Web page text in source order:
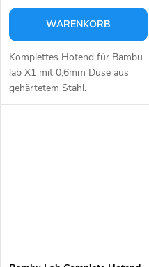
WARENKORB
Komplettes Hotend für Bambu
lab X1 mit 0,6mm Düse aus
gehärtetem Stahl.